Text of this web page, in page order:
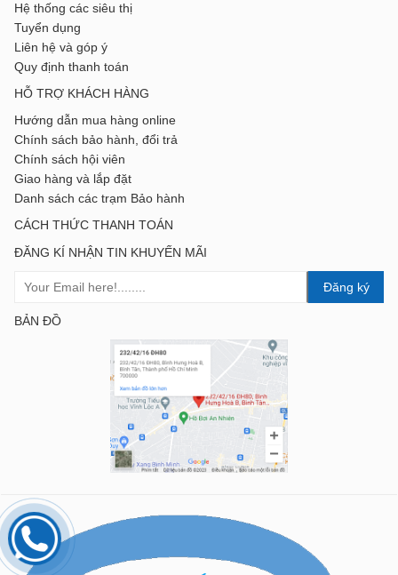
Hệ thống các siêu thị
Tuyển dụng
Liên hệ và góp ý
Quy định thanh toán
HỖ TRỢ KHÁCH HÀNG
Hướng dẫn mua hàng online
Chính sách bảo hành, đổi trả
Chính sách hội viên
Giao hàng và lắp đặt
Danh sách các trạm Bảo hành
CÁCH THỨC THANH TOÁN
ĐĂNG KÍ NHẬN TIN KHUYẾN MÃI
Đăng ký
BẢN ĐỒ